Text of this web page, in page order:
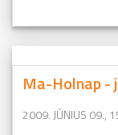
Ma-Holnap -
2009. JÚNIUS 09.,